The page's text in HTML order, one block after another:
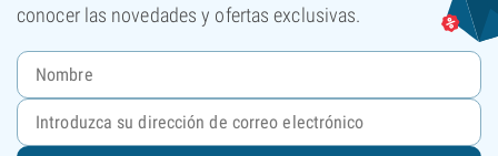
conocer las novedades y ofertas exclusivas.